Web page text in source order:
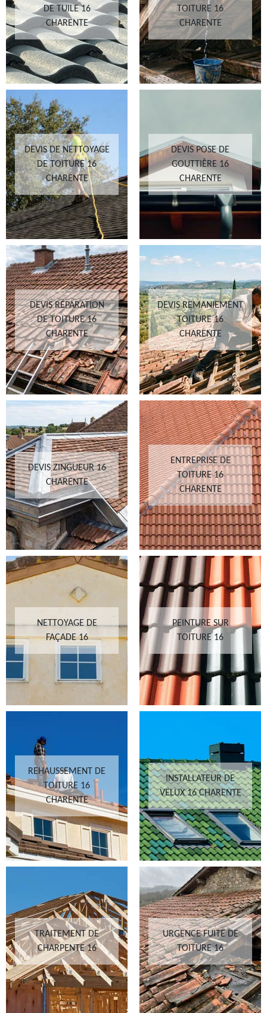
DE TUILE 16
CHARENTE
TOITURE 16
CHARENTE
DEVIS DE NETTOYAGE
DE TOITURE 16
CHARENTE
DEVIS POSE DE
GOUTTIÈRE 16
CHARENTE
DEVIS RÉPARATION
DE TOITURE 16
CHARENTE
DEVIS REMANIEMENT
TOITURE 16
CHARENTE
DEVIS ZINGUEUR 16
CHARENTE
ENTREPRISE DE
TOITURE 16
CHARENTE
NETTOYAGE DE
FAÇADE 16
PEINTURE SUR
TOITURE 16
REHAUSSEMENT DE
TOITURE 16
CHARENTE
INSTALLATEUR DE
VELUX 16 CHARENTE
TRAITEMENT DE
CHARPENTE 16
URGENCE FUITE DE
TOITURE 16